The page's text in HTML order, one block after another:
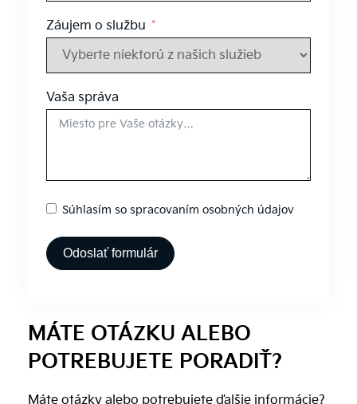
+421
Záujem o službu
Vaša správa
Súhlasím so spracovaním osobných údajov
Odoslať formulár
MÁTE OTÁZKU ALEBO
POTREBUJETE PORADIŤ?
Máte otázky alebo potrebujete ďalšie informácie?